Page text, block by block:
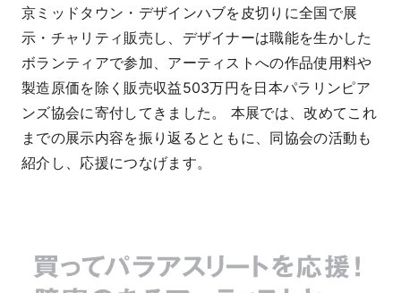
京ミッドタウン・デザインハブを皮切りに全国で展
示・チャリティ販売し、デザイナーは職能を生かした
ボランティアで参加、アーティストへの作品使用料や
製造原価を除く販売収益503万円を日本パラリンピア
ンズ協会に寄付してきました。 本展では、改めてこれ
までの展示内容を振り返るとともに、同協会の活動も
紹介し、応援につなげます。